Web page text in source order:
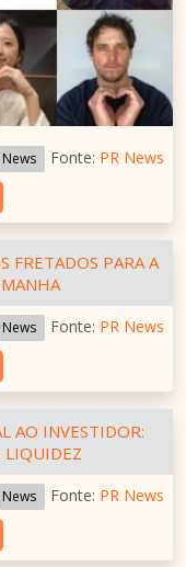
Fonte: PR News
FRETADOS PARA A
Fonte: PR News
AO INVESTIDOR:
LIQUIDEZ
Fonte: PR News